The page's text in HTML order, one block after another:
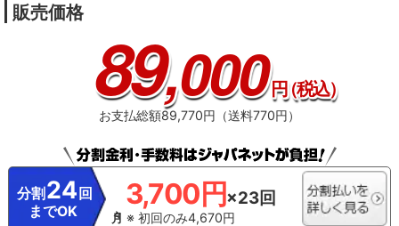
販売価格
89,000円（税込）
お支払総額89,770円（送料770円）
分割 24 回
までOK
3,700円×23回
※ 初回のみ4,670円